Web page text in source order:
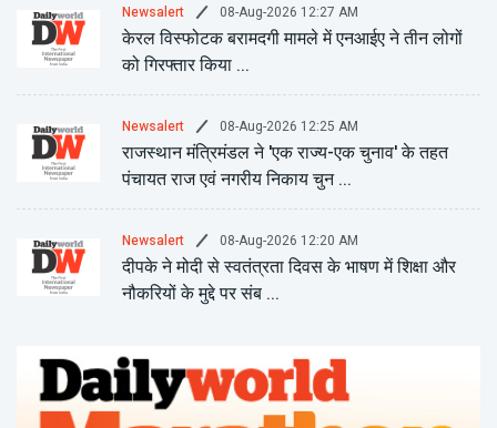
Newsalert 08-Aug-2026 12:27 AM
केरल विस्फोटक बरामदगी मामले में एनआईए ने तीन लोगों
को गिरफ्तार किया ...
Newsalert 08-Aug-2026 12:25 AM
राजस्थान मंत्रिमंडल ने 'एक राज्य-एक चुनाव' के तहत
पंचायत राज एवं नगरीय निकाय चुन ...
Newsalert 08-Aug-2026 12:20 AM
दीपके ने मोदी से स्वतंत्रता दिवस के भाषण में शिक्षा और
नौकरियों के मुद्दे पर संब ...